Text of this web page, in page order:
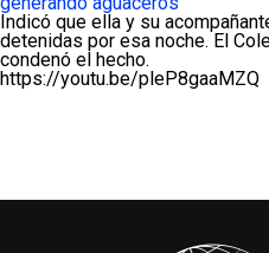
Indicó que ella y su
detenidas por esa noche. El
condenó el hecho.
https://youtu.be/pleP8gaaMZQ